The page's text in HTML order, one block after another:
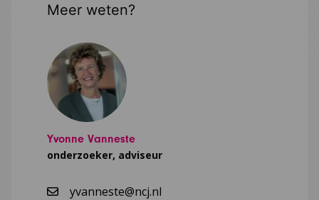
Meer weten?
Yvonne Vanneste
onderzoeker, adviseur
yvanneste@ncj.nl